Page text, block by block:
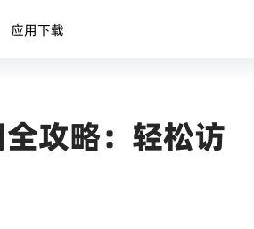
应用下载
攻略：轻松访